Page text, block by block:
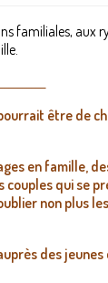
familiales, aux
être de
en famille,
couples qui se
non plus
des jeunes